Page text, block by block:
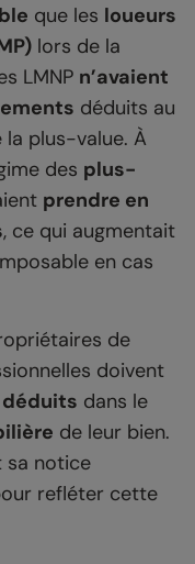
que les loueurs
lors de la
LMNP n’avaient
déduits au
la plus-value. À
des plus-
prendre en
, ce qui augmentait
en cas
de
doivent
dans le
de leur bien.
sa notice
refléter cette